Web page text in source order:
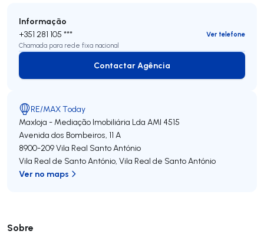
Sobre
Informação
+351 281 105 ***
Ver telefone
Chamada para rede fixa nacional
Contactar Agência
Contactar Agência
RE/MAX Today
Maxloja - Mediação Imobiliária Lda AMI 4515
Avenida dos Bombeiros, 11 A
8900-209Vila Real Santo António
Vila Real de Santo António, Vila Real de Santo António
Ver no maps